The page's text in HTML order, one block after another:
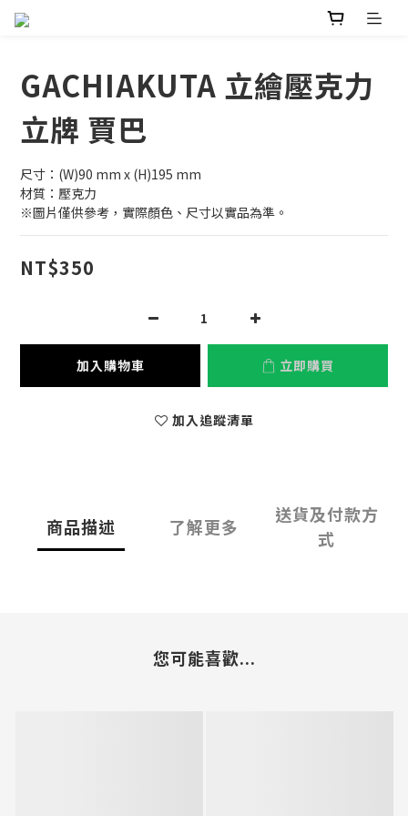
GACHIAKUTA 立繪壓克力
立牌 賈巴
尺寸：(W)90 mm x (H)195 mm
材質：壓克力
※圖片僅供參考，實際顏色、尺寸以實品為準。
NT$350
加入購物車 立即購買
加入追蹤清單
商品描述 了解更多
送貨及付款方
式
您可能喜歡...